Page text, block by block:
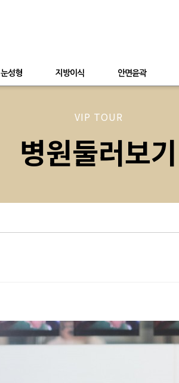
눈성형 지방이식 안면윤곽
VIP TOUR
병원둘러보기